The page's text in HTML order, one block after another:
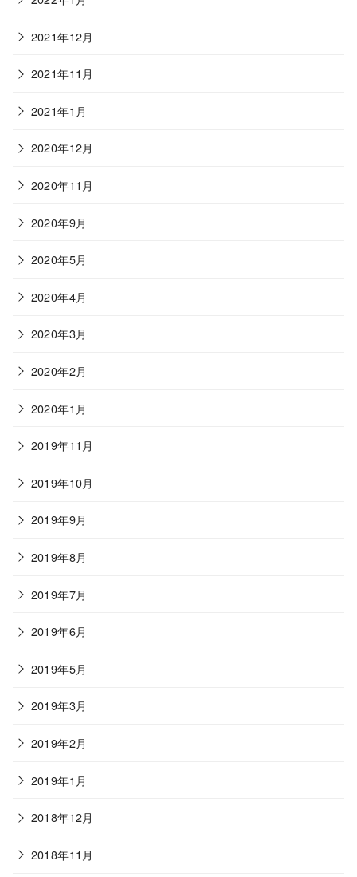
2021年12月
2021年11月
2021年1月
2020年12月
2020年11月
2020年9月
2020年5月
2020年4月
2020年3月
2020年2月
2020年1月
2019年11月
2019年10月
2019年9月
2019年8月
2019年7月
2019年6月
2019年5月
2019年3月
2019年2月
2019年1月
2018年12月
2018年11月